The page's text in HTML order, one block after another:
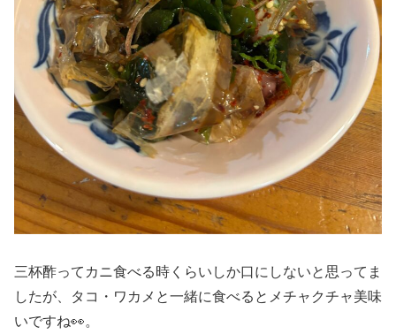
三杯酢ってカニ食べる時くらいしか口にしないと思ってま
したが、タコ・ワカメと一緒に食べるとメチャクチャ美味
いですね👀。